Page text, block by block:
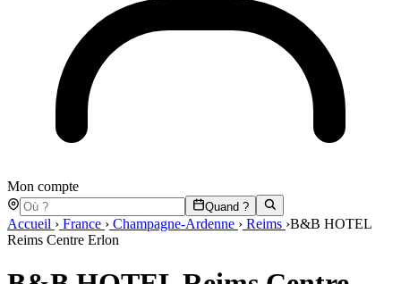
Mon compte
Quand ?
Accueil › France › Champagne-Ardenne › Reims ›B&B HOTEL
Reims Centre Erlon